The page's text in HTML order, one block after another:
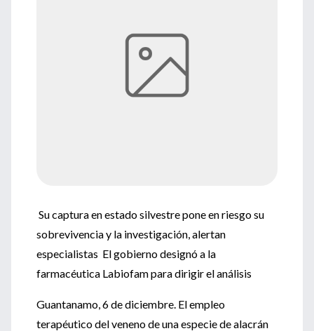
Su captura en estado silvestre pone en riesgo su
sobrevivencia y la investigación, alertan
especialistas El gobierno designó a la
farmacéutica Labiofam para dirigir el análisis
Guantanamo, 6 de diciembre. El empleo
terapéutico del veneno de una especie de alacrán